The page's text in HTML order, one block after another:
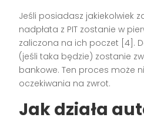
Jeśli posiadasz jakiekolwiek
nadpłata z PIT zostanie w
zaliczona na ich poczet [4].
(jeśli taka będzie) zostanie
bankowe. Ten proces może
oczekiwania na zwrot.
Jak działa